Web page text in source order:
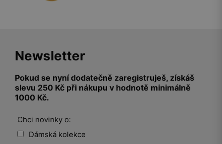
Newsletter
Pokud se nyní dodatečně zaregistruješ, získáš
slevu 250 Kč při nákupu v hodnotě minimálně
1000 Kč.
Chci novinky o:
Dámská kolekce